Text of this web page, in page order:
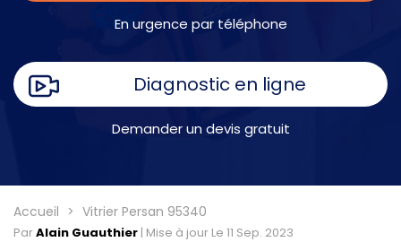
En urgence par téléphone
Diagnostic en ligne
Demander un devis gratuit
Accueil Vitrier Persan 95340
ParAlain Guauthier | Mise à jour Le 11 Sep. 2023